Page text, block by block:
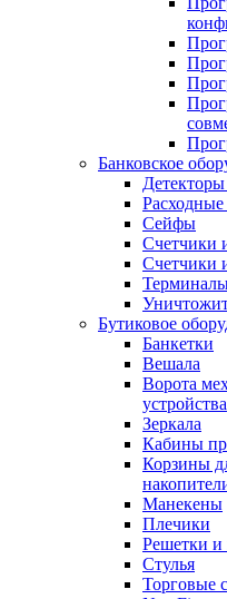
Банковское
Сейфы
Счетчики
Счетчики
Бутиковое
Банкетки
Вешала
Ворота
устройства
Зеркала
Кабины
Корзины
Манекены
Плечики
Решетки
Стулья
Торговые